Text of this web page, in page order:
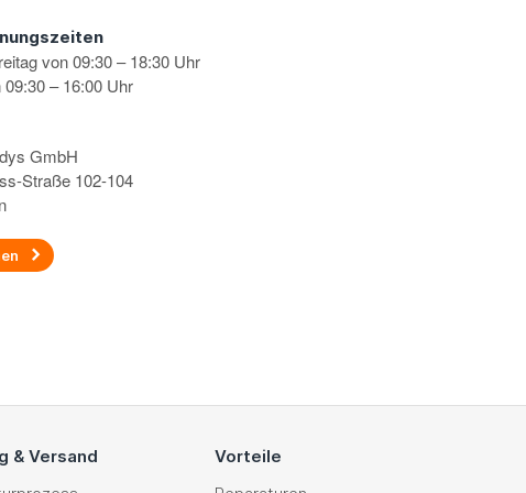
von 09:30 – 18:30 Uhr
– 16:00 Uhr
GmbH
Straße 102-104
& Versand
Vorteile